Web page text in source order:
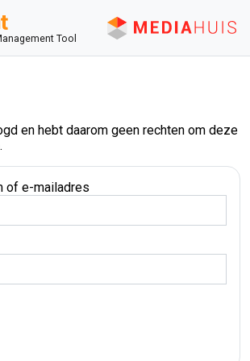
Tool
en hebt daarom geen rechten om deze
of e-mailadres